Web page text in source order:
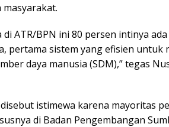
masyarakat.
ATR/BPN ini 80 persen intinya
pertama sistem yang efisien untuk
daya manusia (SDM),” tegas
istimewa karena mayoritas
di Badan Pengembangan